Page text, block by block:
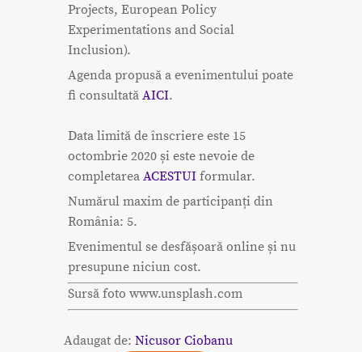
Projects, European Policy
Experimentations and Social
Inclusion).
Agenda propusă a evenimentului poate
fi consultată AICI.
Data limită de înscriere este 15
octombrie 2020 și este nevoie de
completarea ACESTUI formular.
Numărul maxim de participanți din
România: 5.
Evenimentul se desfășoară online și nu
presupune niciun cost.
Sursă foto www.unsplash.com
Adaugat de: Nicusor Ciobanu